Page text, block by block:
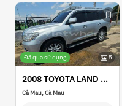
Đã qua sử dụng 5
2008 TOYOTA LAND CRUISER
Cà Mau, Cà Mau